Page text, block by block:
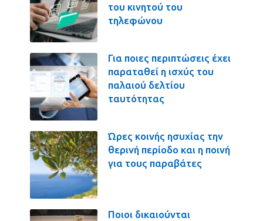
του κινητού του
τηλεφώνου
Για ποιες περιπτώσεις έχει
παραταθεί η ισχύς του
παλαιού δελτίου
ταυτότητας
Ώρες κοινής ησυχίας την
θερινή περίοδο και η ποινή
για τους παραβάτες
Ποιοι δικαιούνται